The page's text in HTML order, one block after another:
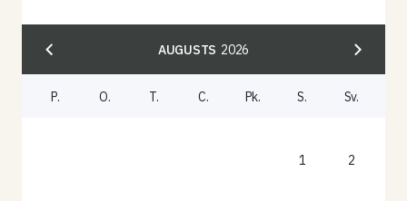
AUGUSTS 2026
P. O. T. C. Pk. S. Sv.
1 2